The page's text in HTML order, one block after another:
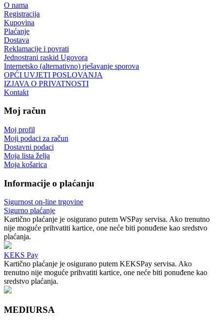
O nama
Registracija
Kupovina
Plaćanje
Dostava
Reklamacije i povrati
Jednostrani raskid Ugovora
Internetsko (alternativno) rješavanje sporova
OPĆI UVJETI POSLOVANJA
IZJAVA O PRIVATNOSTI
Kontakt
Moj račun
Moj profil
Moji podaci za račun
Dostavni podaci
Moja lista želja
Moja košarica
Informacije o plaćanju
Sigurnost on-line trgovine
Sigurno plaćanje
Kartično plaćanje je osigurano putem WSPay servisa. Ako trenutno
nije moguće prihvatiti kartice, one neće biti ponuđene kao sredstvo
plaćanja.
KEKS Pay
Kartično plaćanje je osigurano putem KEKSPay servisa. Ako
trenutno nije moguće prihvatiti kartice, one neće biti ponuđene kao
sredstvo plaćanja.
MEDIURSA